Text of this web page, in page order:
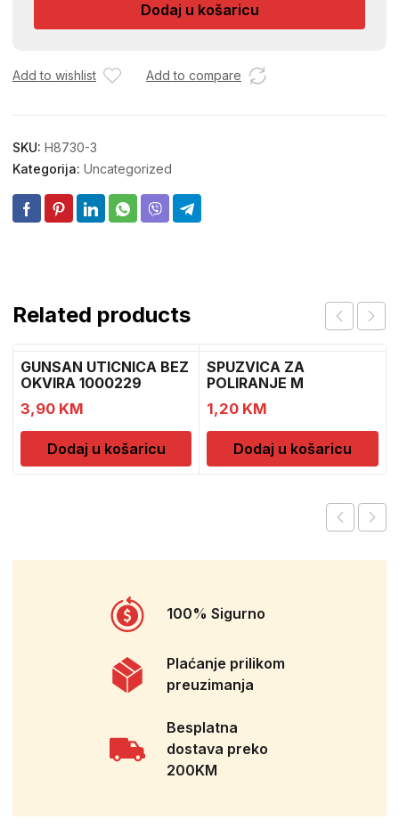
1/4
NOSACEM
Dodaj u košaricu
Add to wishlist Add to compare
SKU: H8730-3
Kategorija: Uncategorized
Related products
GUNSAN UTICNICA BEZ
OKVIRA 1000229
3,90 KM
Dodaj u košaricu
SPUZVICA ZA
POLIRANJE M
1,20 KM
Dodaj u košaricu
100% Sigurno
Plaćanje prilikom
preuzimanja
Besplatna
dostava preko
200KM